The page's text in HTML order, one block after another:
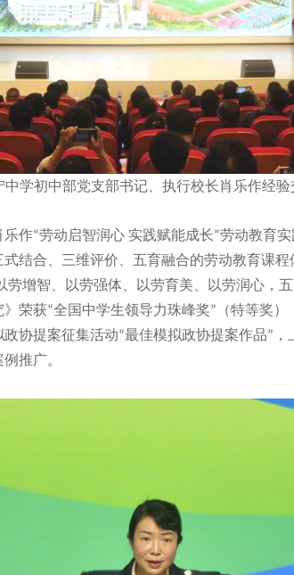
中学初中部党支部书记、执行校长肖乐作经验
作“劳动启智润心 实践赋能成长”劳动教育
结合、三维评价、五育融合的劳动教育课
增智、以劳强体、以劳育美、以劳润心，
荣获“全国中学生领导力珠峰奖”（特等奖
协提案征集活动“最佳模拟政协提案作品”
推广。